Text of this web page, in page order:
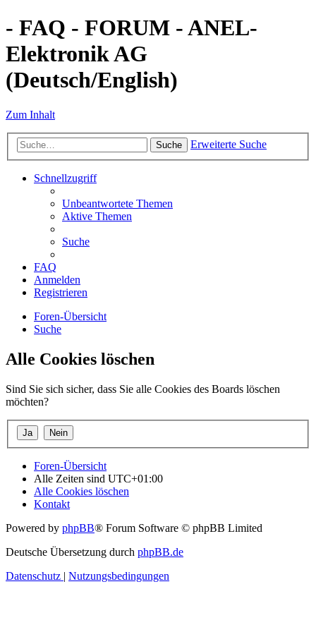
- FAQ - FORUM - ANEL-
Elektronik AG
(Deutsch/English)
Zum Inhalt
Suche Erweiterte Suche
Schnellzugriff
Unbeantwortete Themen
Aktive Themen
Suche
FAQ
Anmelden
Registrieren
Foren-Übersicht
Suche
Alle Cookies löschen
Sind Sie sich sicher, dass Sie alle Cookies des Boards löschen
möchten?
Foren-Übersicht
Alle Zeiten sind UTC+01:00
Alle Cookies löschen
Kontakt
Powered by phpBB® Forum Software © phpBB Limited
Deutsche Übersetzung durch phpBB.de
Datenschutz | Nutzungsbedingungen